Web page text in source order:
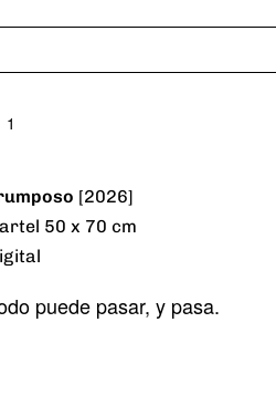
1
[2026]
50 x 70 cm
puede pasar, y pasa.